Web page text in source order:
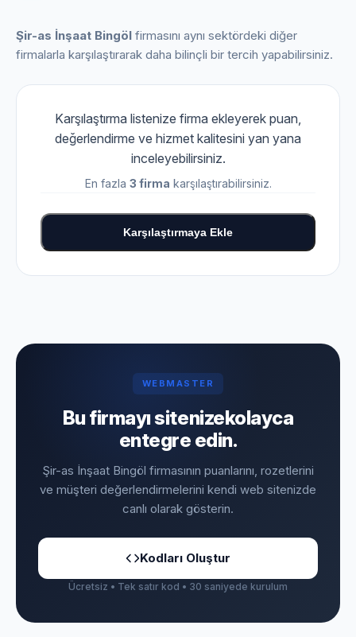
Şir-as İnşaat Bingöl firmasını aynı sektördeki diğer
firmalarla karşılaştırarak daha bilinçli bir tercih yapabilirsiniz.
Karşılaştırma listenize firma ekleyerek puan,
değerlendirme ve hizmet kalitesini yan yana
inceleyebilirsiniz.
En fazla 3 firma karşılaştırabilirsiniz.
Karşılaştırmaya Ekle
WEBMASTER
Bu firmayı sitenizekolayca
entegre edin.
Şir-as İnşaat Bingöl firmasının puanlarını, rozetlerini
ve müşteri değerlendirmelerini kendi web sitenizde
canlı olarak gösterin.
Kodları Oluştur
Ücretsiz • Tek satır kod • 30 saniyede kurulum